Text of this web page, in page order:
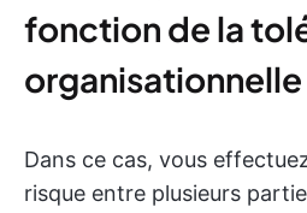
fonction de la
organisationnelle
Dans ce cas, vous
risque entre plusieurs